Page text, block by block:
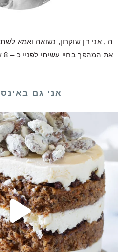
הי, אני חן שוקרון, נשואה ואמא
את המהפך בחיי עשיתי לפניי כ – 8 שנים כשהייתי...
אני גם